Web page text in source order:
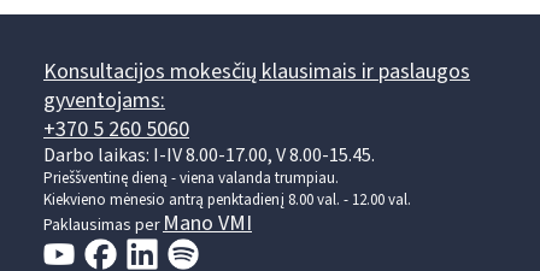
Konsultacijos mokesčių klausimais ir paslaugos
gyventojams:
+370 5 260 5060
Darbo laikas: I-IV 8.00-17.00, V 8.00-15.45.
Prieššventinę dieną - viena valanda trumpiau.
Kiekvieno mėnesio antrą penktadienį 8.00 val. - 12.00 val.
Paklausimas per Mano VMI